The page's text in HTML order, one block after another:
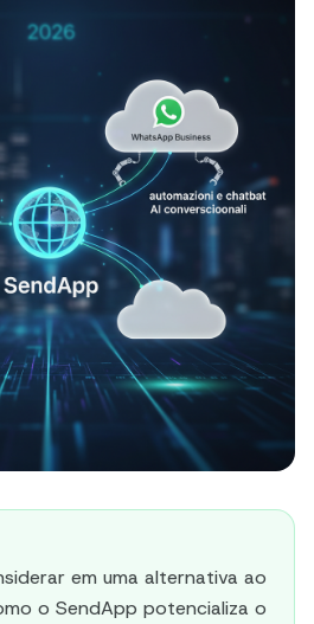
em uma alternativa ao
o SendApp potencializa o